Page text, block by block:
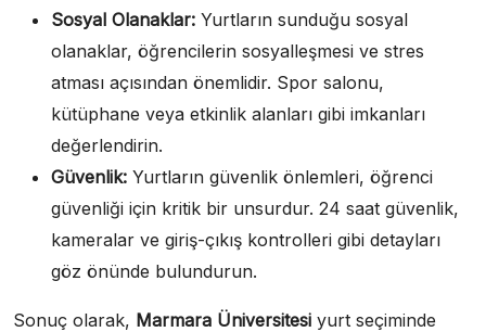
Sosyal Olanaklar: Yurtların sunduğu sosyal
olanaklar, öğrencilerin sosyalleşmesi ve stres
atması açısından önemlidir. Spor salonu,
kütüphane veya etkinlik alanları gibi imkanları
değerlendirin.
Güvenlik: Yurtların güvenlik önlemleri, öğrenci
güvenliği için kritik bir unsurdur. 24 saat güvenlik,
kameralar ve giriş-çıkış kontrolleri gibi detayları
göz önünde bulundurun.
Sonuç olarak, Marmara Üniversitesi yurt seçiminde